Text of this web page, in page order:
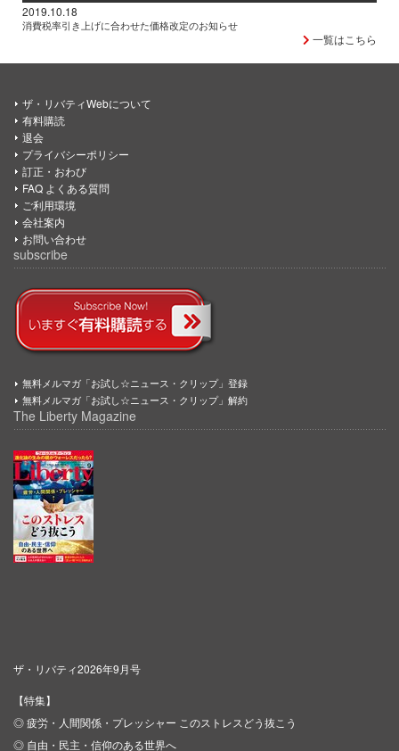
2019.10.18
消費税率引き上げに合わせた価格改定のお知らせ
一覧はこちら
ザ・リバティWebについて
有料購読
退会
プライバシーポリシー
訂正・おわび
FAQ よくある質問
ご利用環境
会社案内
お問い合わせ
subscribe
無料メルマガ「お試し☆ニュース・クリップ」登録
無料メルマガ「お試し☆ニュース・クリップ」解約
The Liberty Magazine
ザ・リバティ2026年9月号
【特集】
◎ 疲労・人間関係・プレッシャー このストレスどう抜こう
◎ 自由・民主・信仰のある世界へ